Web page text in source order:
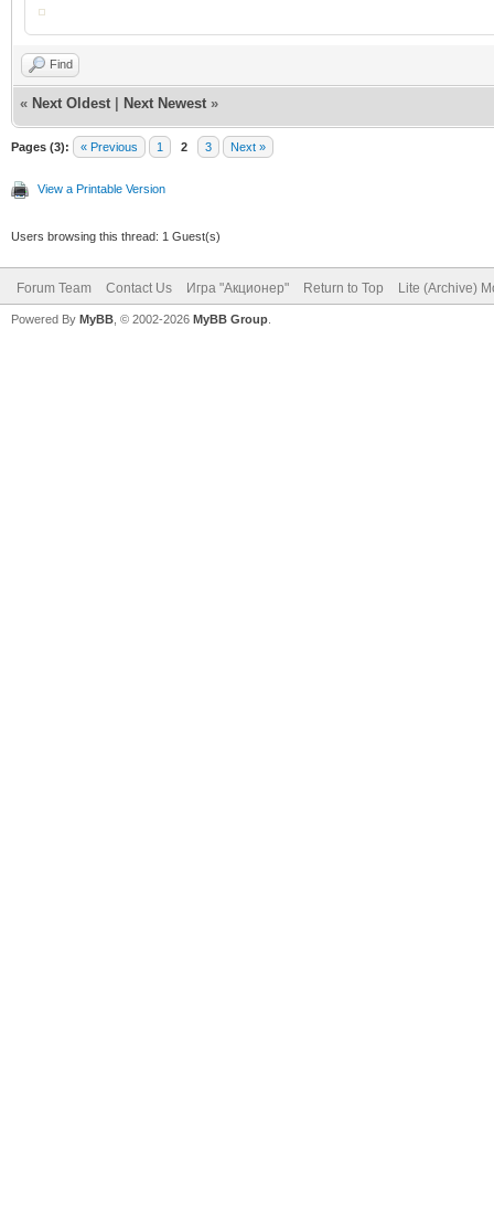
Find
« Next Oldest Next Newest »
Pages (3): « Previous 1 2 3 Next »
View a Printable Version
Users browsing this thread: 1 Guest(s)
Forum Team Contact Us Игра "Акционер" Return to Top Lite (Archive)
Powered By MyBB , © 2002-2026 MyBB Group